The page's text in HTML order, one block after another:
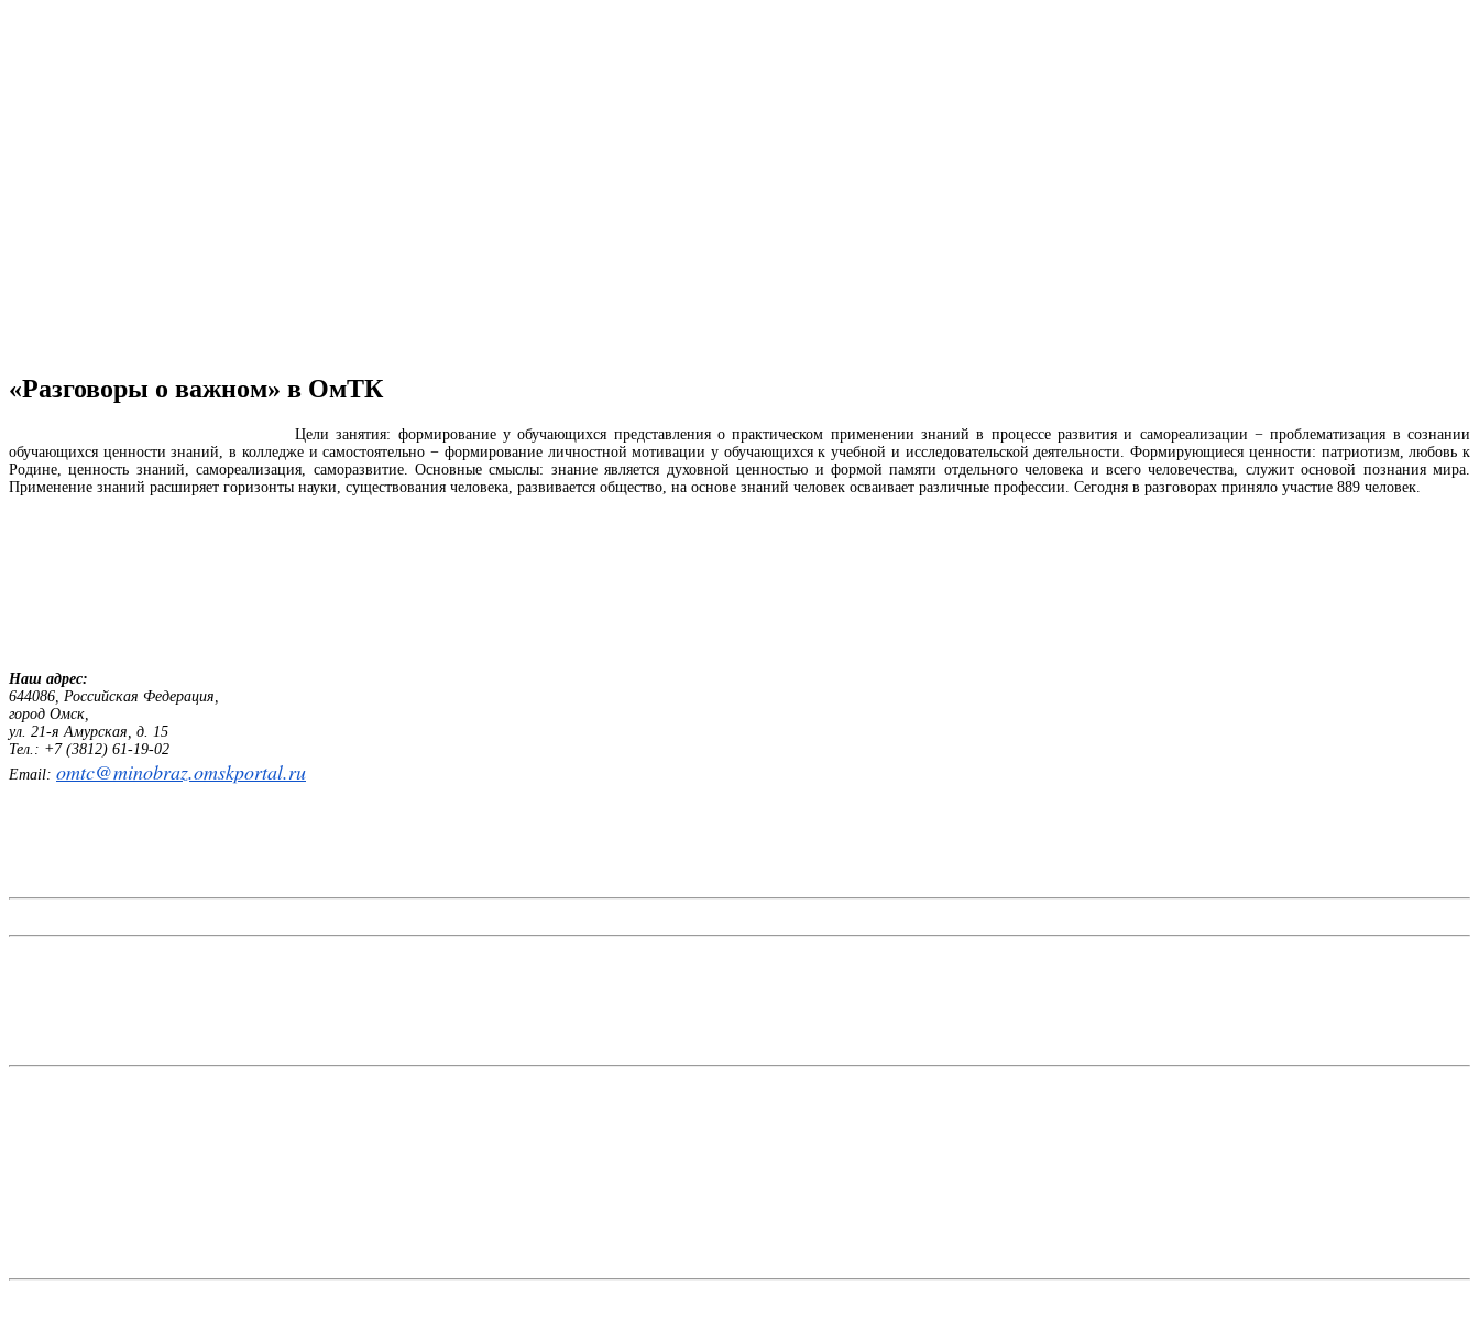
«Разговоры о важном» в ОмТК
Цели занятия: формирование у обучающихся представления о практическом применении знаний в процессе развития и самореализации − проблематизация в сознании
обучающихся ценности знаний, в колледже и самостоятельно − формирование личностной мотивации у обучающихся к учебной и исследовательской деятельности.
Формирующиеся ценности: патриотизм, любовь к
Родине, ценность знаний, самореализация, саморазвитие. Основные смыслы: знание является духовной ценностью и формой памяти отдельного человека и всего человечества, служит основой познания мира.
Применение знаний расширяет горизонты науки, существования человека, развивается общество, на основе знаний человек осваивает различные профессии. Сегодня в разговорах приняло участие 889 человек.
Наш адрес:
644086, Российская Федерация,
город Омск,
ул. 21-я Амурская, д. 15
Тел.: +7 (3812) 61-19-02
Email: omtc@minobraz.omskportal.ru